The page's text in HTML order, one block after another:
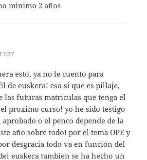
minimo 2 años
esto, ya no le cuento para
de euskera! eso si que es pillaje,
las futuras matriculas que tenga el
proximo curso! yo he sido testigo
o el penco depende de la
año sobre todo! por el tema OPE y
desgracia todo va en función del
euskera tambien se ha hecho un